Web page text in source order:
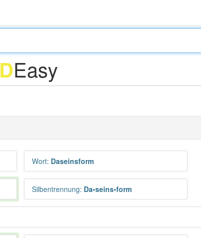
DEasy
Wort: Daseinsform
Silbentrennung: Da•seins•form